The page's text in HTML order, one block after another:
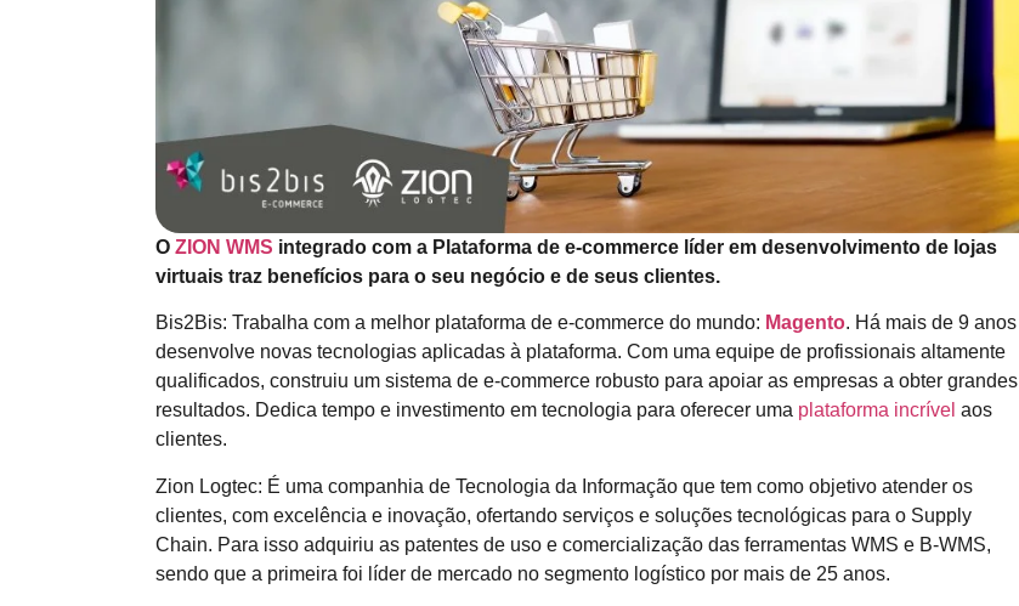
O ZION WMS integrado com a Plataforma de e-commerce líder em desenvolvimento de lojas
virtuais traz benefícios para o seu negócio e de seus clientes.
Bis2Bis: Trabalha com a melhor plataforma de e-commerce do mundo: Magento. Há mais de 9 anos
desenvolve novas tecnologias aplicadas à plataforma. Com uma equipe de profissionais altamente
qualificados, construiu um sistema de e-commerce robusto para apoiar as empresas a obter grandes
resultados. Dedica tempo e investimento em tecnologia para oferecer uma plataforma incrível aos
clientes.
Zion Logtec: É uma companhia de Tecnologia da Informação que tem como objetivo atender os
clientes, com excelência e inovação, ofertando serviços e soluções tecnológicas para o Supply
Chain. Para isso adquiriu as patentes de uso e comercialização das ferramentas WMS e B-WMS,
sendo que a primeira foi líder de mercado no segmento logístico por mais de 25 anos.